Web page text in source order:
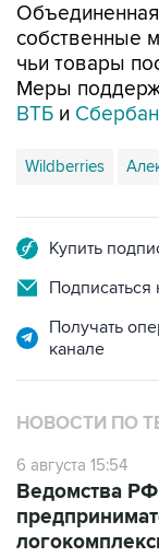
собственные
чьи товары
Меры
ВТБ и
Wildberries
Купить
Подписаться
Получать
канале
НОВОСТИ ПО
6 августа 15:54
Ведомства